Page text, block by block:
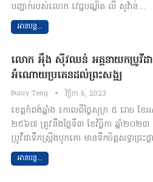
បញ្ជាក់របស់លោក វេជ្ជបណ្ឌិត លី ​សូវ៉ាន់…
អានបន្ត...
លោក អ៉ឹង ស៊ីវឈន់ អគ្គនាយកប្រូវីដ
អំណោយប្រគេនដល់ព្រះសង្ឍ
Bunry Teng វិច្ឆិកា 6, 2023
ខេត្តកំពង់ឆ្នាំង ៖កាលពីថ្ងៃសុក្រ ៥ រោច ខែ
២៥៦៧ ត្រូវនឹងថ្ងៃទី៣ ខែវិច្ឆិកា ឆ្នាំ២
ប្រូវីដាទឹកស្ព្រីងបូកគោ មានទឹកចិត្តសទ្ធាជ្រះថ្
អានបន្ត...